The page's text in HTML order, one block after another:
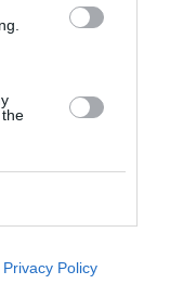
Privacy Policy
– circa 500
a quello
Lindsey,
disoccupati